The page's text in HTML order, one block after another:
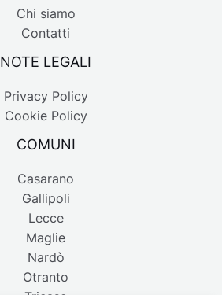
Chi siamo
Contatti
NOTE LEGALI
Privacy Policy
Cookie Policy
COMUNI
Casarano
Gallipoli
Lecce
Maglie
Nardò
Otranto